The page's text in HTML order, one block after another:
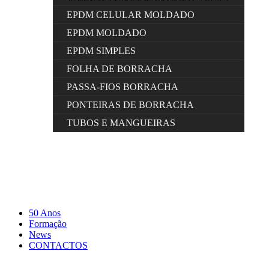
EPDM CELULAR MOLDADO
EPDM MOLDADO
EPDM SIMPLES
FOLHA DE BORRACHA
PASSA-FIOS BORRACHA
PONTEIRAS DE BORRACHA
TUBOS E MANGUEIRAS
50 Anos
Formação
News
CONTACTOS